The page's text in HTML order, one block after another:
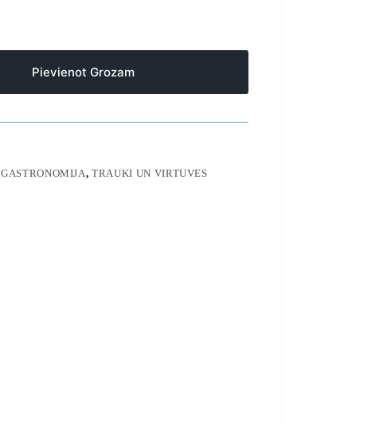
Pievienot Grozam
GASTRONOMIJA,TRAUKI UN VIRTUVES